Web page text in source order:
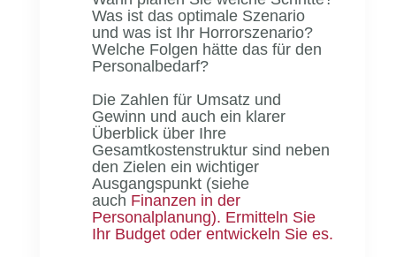
Was ist das optimale Szenario
und was ist Ihr Horrorszenario?
Welche Folgen hätte das für den
Personalbedarf?
Die Zahlen für Umsatz und
Gewinn und auch ein klarer
Überblick über Ihre
Gesamtkostenstruktur sind neben
den Zielen ein wichtiger
Ausgangspunkt (siehe
auch Finanzen in der
Personalplanung). Ermitteln Sie
Ihr Budget oder entwickeln Sie es.